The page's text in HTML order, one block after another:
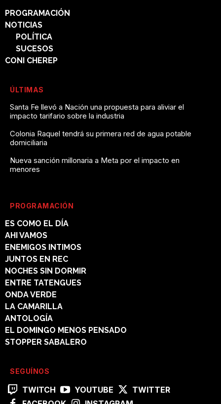
PROGRAMACIÓN
NOTICIAS
POLÍTICA
SUCESOS
CONI CHEREP
ÚLTIMAS
Santa Fe llevó a Nación una propuesta para aliviar el
impacto tarifario sobre la industria
Colonia Raquel tendrá su primera red de agua potable
domiciliaria
Nueva sanción millonaria a Meta por el impacto en
menores
PROGRAMACIÓN
ES COMO EL DÍA
AHI VAMOS
ENEMIGOS INTIMOS
JUNTOS EN REC
NOCHES SIN DORMIR
ENTRE TATENGUES
ONDA VERDE
LA CAMARILLA
ANTOLOGÍA
EL DOMINGO MENOS PENSADO
STOPPER SABALERO
SEGUÍNOS
TWITCH YOUTUBE
TWITTER